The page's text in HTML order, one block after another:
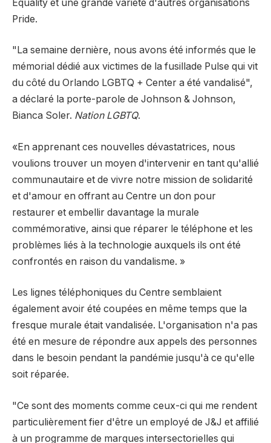
Equality et une grande variété d'autres organisations
Pride.
"La semaine dernière, nous avons été informés que le
mémorial dédié aux victimes de la fusillade Pulse qui vit
du côté du Orlando LGBTQ + Center a été vandalisé",
a déclaré la porte-parole de Johnson & Johnson,
Bianca Soler. Nation LGBTQ.
«En apprenant ces nouvelles dévastatrices, nous
voulions trouver un moyen d'intervenir en tant qu'allié
communautaire et de vivre notre mission de solidarité
et d'amour en offrant au Centre un don pour
restaurer et embellir davantage la murale
commémorative, ainsi que réparer le téléphone et les
problèmes liés à la technologie auxquels ils ont été
confrontés en raison du vandalisme. »
Les lignes téléphoniques du Centre semblaient
également avoir été coupées en même temps que la
fresque murale était vandalisée. L'organisation n'a pas
été en mesure de répondre aux appels des personnes
dans le besoin pendant la pandémie jusqu'à ce qu'elle
soit réparée.
"Ce sont des moments comme ceux-ci qui me rendent
particulièrement fier d'être un employé de J&J et affilié
à un programme de marques intersectorielles qui